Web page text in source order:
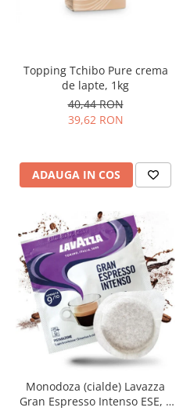
Topping Tchibo Pure crema
de lapte, 1kg
40,44 RON
39,62 RON
ADAUGA IN COS
Monodoza (cialde) Lavazza
Gran Espresso Intenso ESE, 1